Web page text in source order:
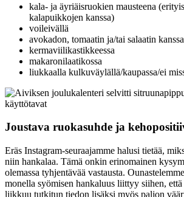
kala- ja äyriäisruokien mausteena
kalapuikkojen kanssa)
voileivällä
avokadon, tomaatin ja/tai salaatin kanssa
kermaviilikastikkeessa
makaronilaatikossa
liukkaalla kulkuväylällä/kaupassa/ei
Joustava ruokasuhde ja
Eräs Instagram-seuraajamme halusi tietää,
niin hankalaa. Tämä onkin erinomainen
olemassa tyhjentävää vastausta.
monella syömisen hankaluus liittyy siihen, että
liikkuu tutkitun tiedon lisäksi myös paljon